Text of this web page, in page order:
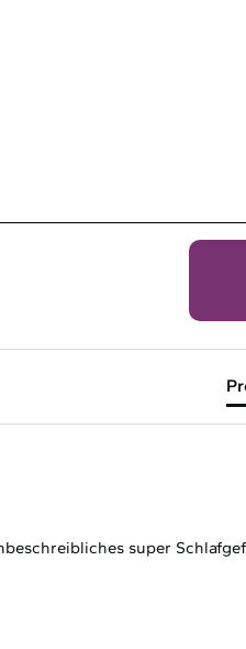
super